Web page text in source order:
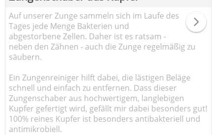
Auf unserer Zunge sammeln sich im Laufe des
Tages jede Menge Bakterien und
abgestorbene Zellen. Daher ist es ratsam -
neben den Zähnen - auch die Zunge regelmäßig zu
säubern.
Ein Zungenreiniger hilft dabei, die lästigen Beläge
schnell und einfach zu entfernen. Dass dieser
Zungenschaber aus hochwertigem, langlebigen
Kupfer gefertigt wird, gefällt mir dabei besonders gut!
100% reines Kupfer ist besonders antibakteriell und
antimikrobiell.